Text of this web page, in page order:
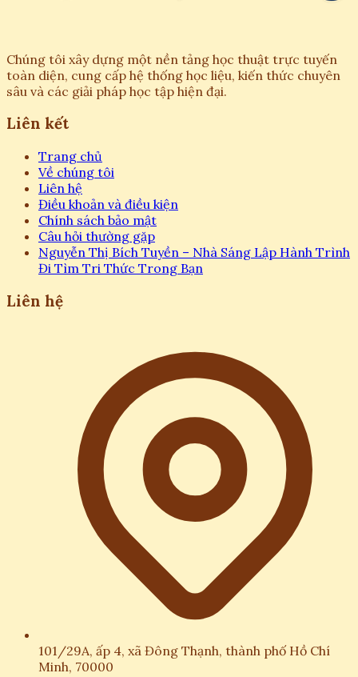
Chúng tôi xây dựng một nền tảng học thuật trực tuyến
toàn diện, cung cấp hệ thống học liệu, kiến thức chuyên
sâu và các giải pháp học tập hiện đại.
Liên kết
Trang chủ
Về chúng tôi
Liên hệ
Điều khoản và điều kiện
Chính sách bảo mật
Câu hỏi thường gặp
Nguyễn Thị Bích Tuyền – Nhà Sáng Lập Hành Trình
Đi Tìm Tri Thức Trong Bạn
Liên hệ
101/29A, ấp 4, xã Đông Thạnh, thành phố Hồ Chí
Minh, 70000